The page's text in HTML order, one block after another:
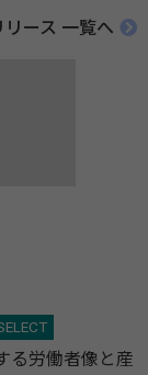
リース 一覧へ
る労働者像と産